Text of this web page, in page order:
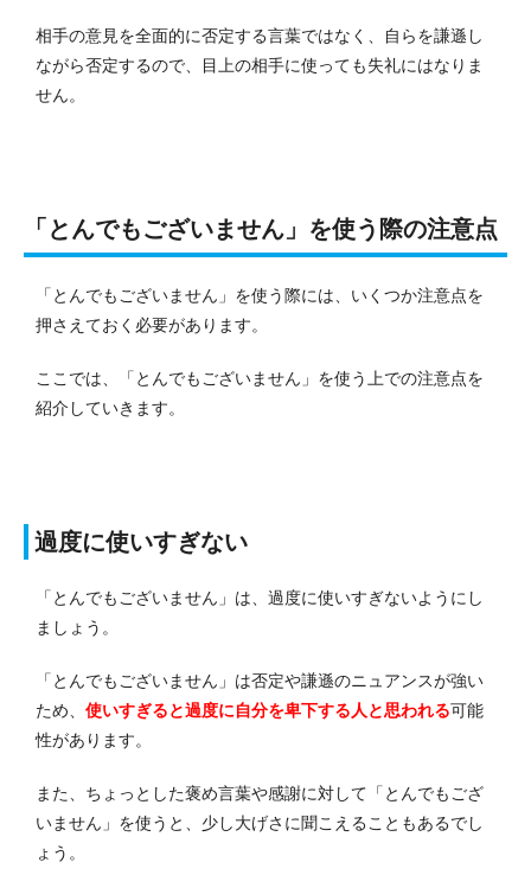
相手の意見を全面的に否定する言葉ではなく、自らを謙遜し
ながら否定するので、目上の相手に使っても失礼にはなりま
せん。
「とんでもございません」を使う際の注意点
「とんでもございません」を使う際には、いくつか注意点を
押さえておく必要があります。
ここでは、「とんでもございません」を使う上での注意点を
紹介していきます。
過度に使いすぎない
「とんでもございません」は、過度に使いすぎないようにし
ましょう。
「とんでもございません」は否定や謙遜のニュアンスが強い
ため、 使いすぎると過度に自分を卑下する人と思われる可能
性があります。
また、ちょっとした褒め言葉や感謝に対して「とんでもござ
いません」を使うと、少し大げさに聞こえることもあるでし
ょう。